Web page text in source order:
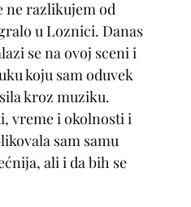
ne razlikujem od
u Loznici. Danas
se na ovoj sceni i
koju sam oduvek
kroz muziku.
vreme i okolnosti i
sam samu
ali i da bih se